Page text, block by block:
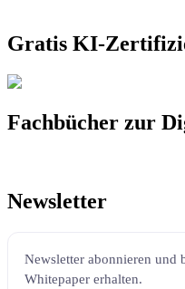
Gratis KI-
Fachbücher zur
Newsletter
Newsletter abonnieren und
Whitepaper erhalten.